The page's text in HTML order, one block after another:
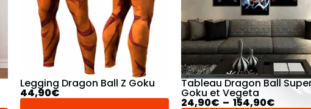
Tableau Dragon Ball Super
Goku et Vegeta
24,90€–154,90€
Jogging Dragon Ball Goku
Petit
49,90€